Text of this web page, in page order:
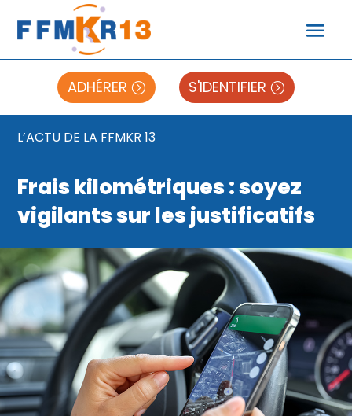
ADHÉRER S'IDENTIFIER
L’ACTU DE LA FFMKR 13
Frais kilométriques : soyez
vigilants sur les justificatifs